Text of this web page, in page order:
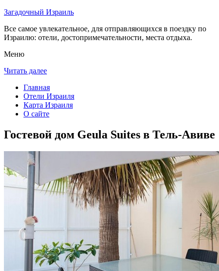
Загадочный Израиль
Все самое увлекательное, для отправляющихся в поездку по
Израилю: отели, достопримечательности, места отдыха.
Меню
Читать далее
Главная
Отели Израиля
Карта Израиля
О сайте
Гостевой дом Geula Suites в Тель-Авиве